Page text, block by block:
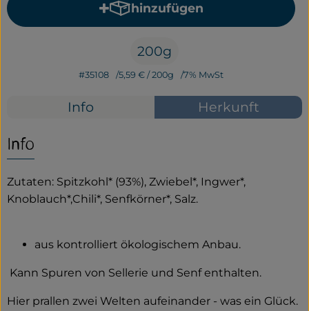
Über uns
Neues vom Hof
hinzufügen
Produkt zum Warenkorb
200g
#35108 5,59 € / 200g 7% MwSt
Info Herkunft
Info
Zutaten: Spitzkohl* (93%), Zwiebel*, Ingwer*,
Knoblauch*,Chili*, Senfkörner*, Salz.
aus kontrolliert ökologischem Anbau.
Kann Spuren von Sellerie und Senf enthalten.
Hier prallen zwei Welten aufeinander - was ein Glück.